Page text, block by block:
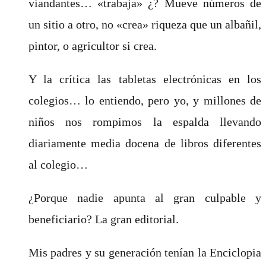
viandantes… «trabaja» ¿? Mueve números de
un sitio a otro, no «crea» riqueza que un albañil,
pintor, o agricultor si crea.
Y la crítica las tabletas electrónicas en los
colegios… lo entiendo, pero yo, y millones de
niños nos rompimos la espalda llevando
diariamente media docena de libros diferentes
al colegio…
¿Porque nadie apunta al gran culpable y
beneficiario? La gran editorial.
Mis padres y su generación tenían la Enciclopia